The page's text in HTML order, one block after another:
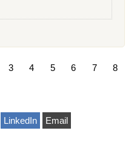
3 4 5 6 7
8
LinkedIn Email